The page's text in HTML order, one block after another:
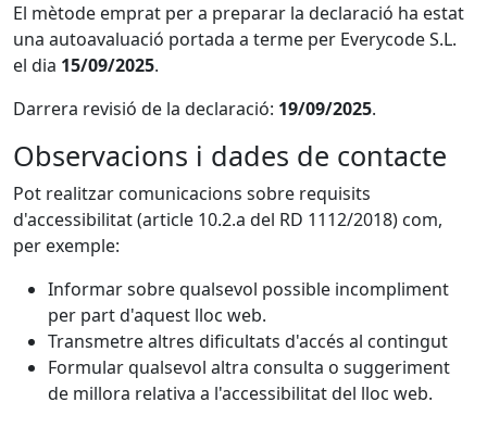
El mètode emprat per a preparar la declaració ha estat
una autoavaluació portada a terme per Everycode S.L.
el dia 15/09/2025.
Darrera revisió de la declaració: 19/09/2025.
Observacions i dades de contacte
Pot realitzar comunicacions sobre requisits
d'accessibilitat (article 10.2.a del RD 1112/2018) com,
per exemple:
Informar sobre qualsevol possible incompliment
per part d'aquest lloc web.
Transmetre altres dificultats d'accés al contingut
Formular qualsevol altra consulta o suggeriment
de millora relativa a l'accessibilitat del lloc web.